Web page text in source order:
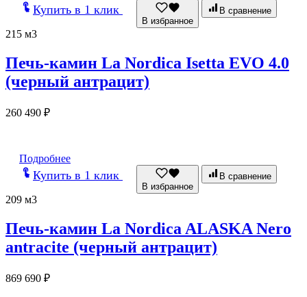
Купить в 1 клик
В избранное
В сравнение
215 м3
Печь-камин La Nordica Isetta EVO 4.0
(черный антрацит)
260 490 ₽
Подробнее
Купить в 1 клик
В избранное
В сравнение
209 м3
Печь-камин La Nordica ALASKA Nero
antracite (черный антрацит)
869 690 ₽